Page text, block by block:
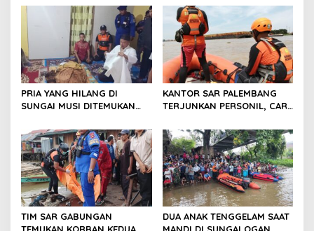
Pencarian
PRIA YANG HILANG DI
SUNGAI MUSI DITEMUKAN
KANTOR SAR PALEMBANG
TERJUNKAN PERSONIL, CARI
TENGGELAM DI SUNGAI MUSI
TIM SAR GABUNGAN
DUA ANAK TENGGELAM SAAT